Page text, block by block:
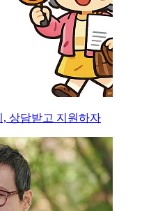
상담받고 지원하자